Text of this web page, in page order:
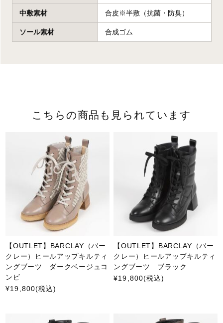
中敷素材 合皮※半敷（抗菌・防臭）
ソール素材 合成ゴム
こちらの商品も見られています
【OUTLET】BARCLAY（バー
クレー）ヒールアップキルティ
ングブーツ ダークベージュコ
ンビ
¥19,800(税込)
【OUTLET】BARCLAY（バー
クレー）ヒールアップキルティ
ングブーツ ブラック
¥19,800(税込)